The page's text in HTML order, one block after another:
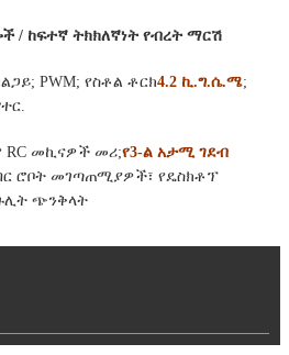
/ ከፍተኛ ትክክለኛነት የብረት ማርሽ
PWM; የስቶል ቶርክ4.2 ኪ.ግ.ሴ.ሜ;
RC መኪናዎች መሪ;የ3-ል አታሚ ገደብ
ሮቦት መገጣጠሚያዎች፣ የዴስክቶፕ
ጭንቅላት